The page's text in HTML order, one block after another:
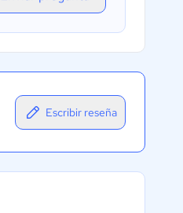
Escribir reseña